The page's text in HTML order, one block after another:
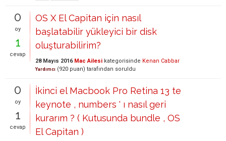
0
oy
1
cevap
OS X El Capitan için nasıl
başlatabilir yükleyici bir disk
oluşturabilirim?
28 Mayıs 2016 Mac Ailesi kategorisinde Kenan Cabbar
Yardımcı (920 puan) tarafından soruldu
0
oy
1
cevap
İkinci el Macbook Pro Retina 13 te
keynote , numbers ' ı nasıl geri
kurarım ? ( Kutusunda bundle , OS
El Capitan )